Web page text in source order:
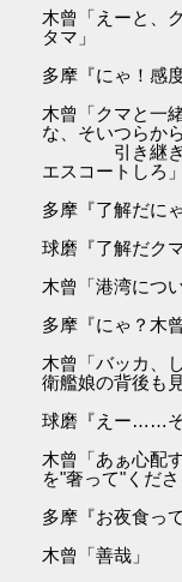
木曾「えーと、
タマ」
多摩『にゃ！感
木曾「クマと一
な、そいつらか
引き継ぎの
エスコートしろ」
多摩『了解だにゃ
球磨『了解だク
木曾「港湾につ
多摩『にゃ？木
木曾「バッカ、
衛艦娘の背後も
球磨『えー……そ
木曾「あぁ心配
を"奢って"くださ
多摩『お夜食っ
木曾「善哉」